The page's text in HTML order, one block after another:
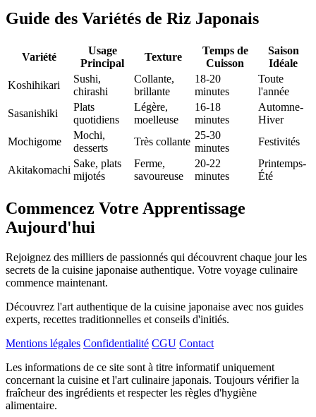
Guide des Variétés de Riz Japonais
Variété
Usage
Principal
Texture
Temps de
Cuisson
Saison
Idéale
Koshihikari
Sushi,
chirashi
Collante,
brillante
18-20
minutes
Toute
l'année
Sasanishiki
Plats
quotidiens
Légère,
moelleuse
16-18
minutes
Automne-
Hiver
Mochigome
Mochi,
desserts
Très collante
25-30
minutes
Festivités
Akitakomachi
Sake, plats
mijotés
Ferme,
savoureuse
20-22
minutes
Printemps-
Été
Commencez Votre Apprentissage
Aujourd'hui
Rejoignez des milliers de passionnés qui découvrent chaque jour les
secrets de la cuisine japonaise authentique. Votre voyage culinaire
commence maintenant.
Découvrez l'art authentique de la cuisine japonaise avec nos guides
experts, recettes traditionnelles et conseils d'initiés.
Mentions légales Confidentialité CGU Contact
Les informations de ce site sont à titre informatif uniquement
concernant la cuisine et l'art culinaire japonais. Toujours vérifier la
fraîcheur des ingrédients et respecter les règles d'hygiène
alimentaire.